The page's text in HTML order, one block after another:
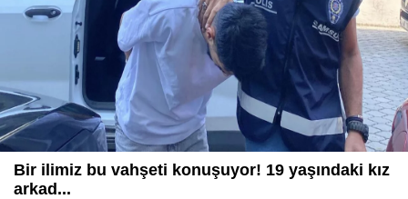
Bir ilimiz bu vahşeti konuşuyor! 19 yaşındaki kız
arkad...